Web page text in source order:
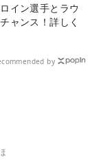
イン選手とラウ
ャンス！詳しく
by